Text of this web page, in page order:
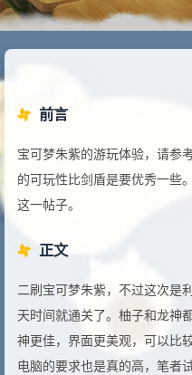
前言
宝可梦朱紫的游玩体验，请参
的可玩性比剑盾是要优秀一些
这一帖子。
正文
二刷宝可梦朱紫，不过这次是
天时间就通关了。柚子和龙神
神更佳，界面更美观，可以比
电脑的要求也是真的高，笔者